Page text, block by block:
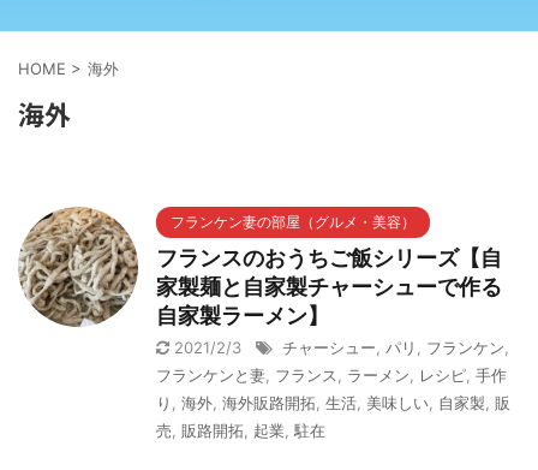
HOME > 海外
海外
フランケン妻の部屋（グルメ・美容）
フランスのおうちご飯シリーズ【自
家製麺と自家製チャーシューで作る
自家製ラーメン】
2021/2/3 チャーシュー パリ フランケン
フランケンと妻 フランス ラーメン レシピ 手作
り
海外 海外販路開拓 生活 美味しい 自家製 販
売 販路開拓 起業 駐在